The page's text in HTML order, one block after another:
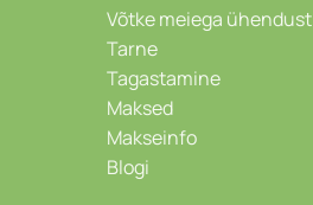
Võtke meiega ühendust
Tarne
Tagastamine
Maksed
Makseinfo
Blogi